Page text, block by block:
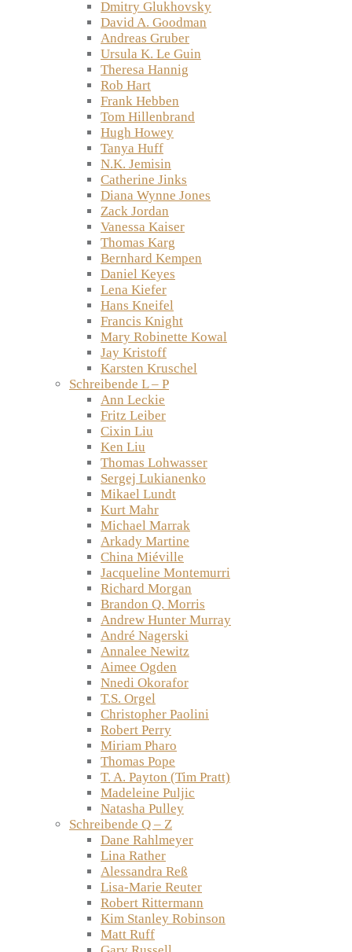
Dmitry Glukhovsky
David A. Goodman
Andreas Gruber
Ursula K. Le Guin
Theresa Hannig
Rob Hart
Frank Hebben
Tom Hillenbrand
Hugh Howey
Tanya Huff
N.K. Jemisin
Catherine Jinks
Diana Wynne Jones
Zack Jordan
Vanessa Kaiser
Thomas Karg
Bernhard Kempen
Daniel Keyes
Lena Kiefer
Hans Kneifel
Francis Knight
Mary Robinette Kowal
Jay Kristoff
Karsten Kruschel
Schreibende L – P
Ann Leckie
Fritz Leiber
Cixin Liu
Ken Liu
Thomas Lohwasser
Sergej Lukianenko
Mikael Lundt
Kurt Mahr
Michael Marrak
Arkady Martine
China Miéville
Jacqueline Montemurri
Richard Morgan
Brandon Q. Morris
Andrew Hunter Murray
André Nagerski
Annalee Newitz
Aimee Ogden
Nnedi Okorafor
T.S. Orgel
Christopher Paolini
Robert Perry
Miriam Pharo
Thomas Pope
T. A. Payton (Tim Pratt)
Madeleine Puljic
Natasha Pulley
Schreibende Q – Z
Dane Rahlmeyer
Lina Rather
Alessandra Reß
Lisa-Marie Reuter
Robert Rittermann
Kim Stanley Robinson
Matt Ruff